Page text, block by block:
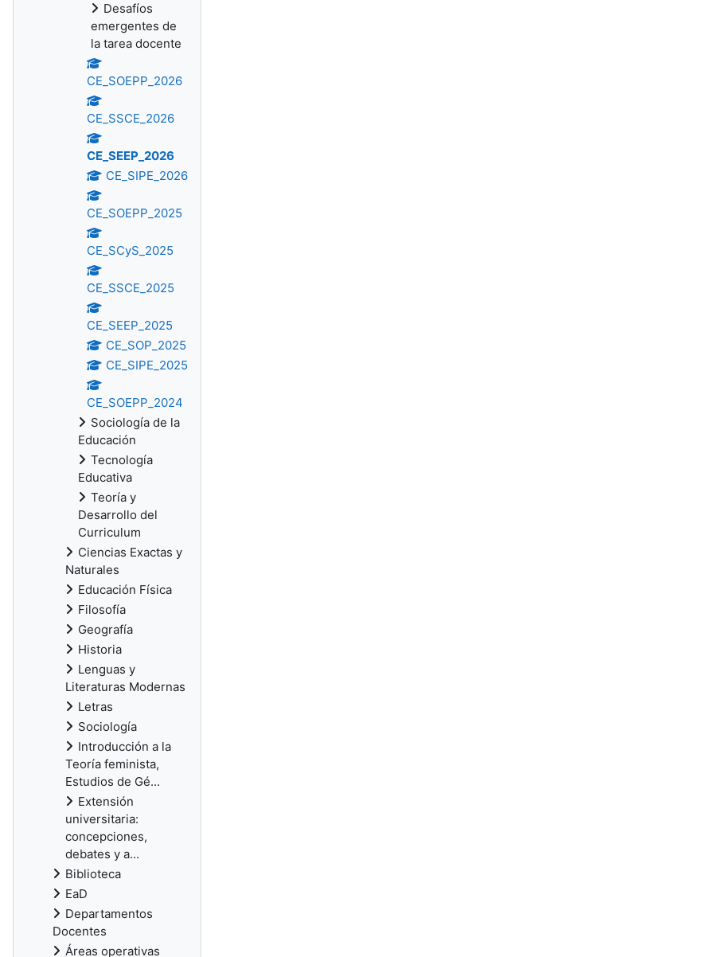
Desafíos
emergentes de
la tarea docente
CE_SOEPP_2026
CE_SSCE_2026
CE_SEEP_2026
CE_SIPE_2026
CE_SOEPP_2025
CE_SCyS_2025
CE_SSCE_2025
CE_SEEP_2025
CE_SOP_2025
CE_SIPE_2025
CE_SOEPP_2024
Sociología de la
Educación
Tecnología
Educativa
Teoría y
Desarrollo del
Curriculum
Ciencias Exactas y
Naturales
Educación Física
Filosofía
Geografía
Historia
Lenguas y
Literaturas Modernas
Letras
Sociología
Introducción a la
Teoría feminista,
Estudios de Gé...
Extensión
universitaria:
concepciones,
debates y a...
Biblioteca
EaD
Departamentos
Docentes
Áreas operativas